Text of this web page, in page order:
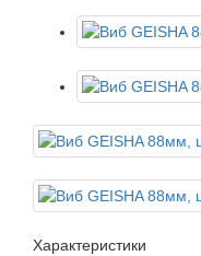
Характеристики